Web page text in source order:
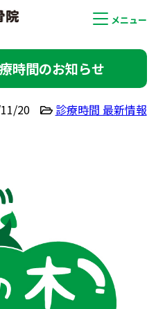
メニュー
時間のお知らせ
20 診療時間 最新情報